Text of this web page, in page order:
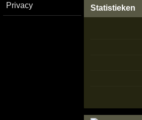
Privacy
Statistieken